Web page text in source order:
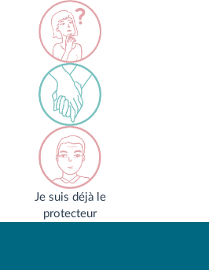
Je suis déjà le
protecteur